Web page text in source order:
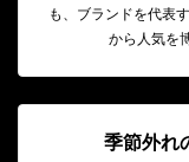
も、ブランドを代表
から人気を
季節外れ